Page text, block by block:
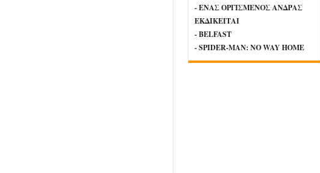
- ΕΝΑΣ ΟΡΓΙΣΜΕΝΟΣ ΑΝΔΡΑΣ
ΕΚΔΙΚΕΙΤΑΙ
- BELFAST
- SPIDER-MAN: NO WAY HOME